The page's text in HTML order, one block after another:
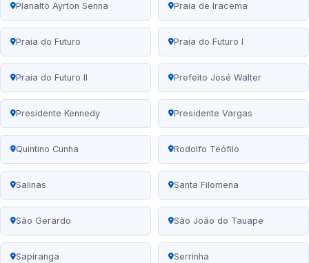
Planalto Ayrton Senna Praia de Iracema
Praia do Futuro Praia do Futuro I
Praia do Futuro II Prefeito José Walter
Presidente Kennedy Presidente Vargas
Quintino Cunha Rodolfo Teófilo
Salinas Santa Filomena
São Gerardo São João do Tauape
Sapiranga Serrinha